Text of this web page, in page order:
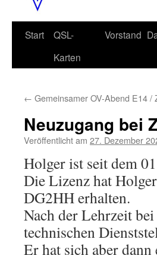
Start
QSL-
Karten
Vorstand
← Gemeinsamer OV-Abend E14 /
Neuzugang bei
Veröffentlicht am 27. Dezember
Holger ist seit dem
Die Lizenz hat
DG2HH erhalten.
Nach der Lehrzeit
technischen
Er hat sich aber